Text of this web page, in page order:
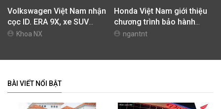
Volkswagen Việt Nam nhận
cọc ID. ERA 9X, xe SUV
EREV dự kiến giá dưới 3 tỷ
Khoa NX
Honda Việt Nam giới thiệu
chương trình bảo hành
chính hãng lên tới 10 năm
ngantnt
BÀI VIẾT NỔI BẬT